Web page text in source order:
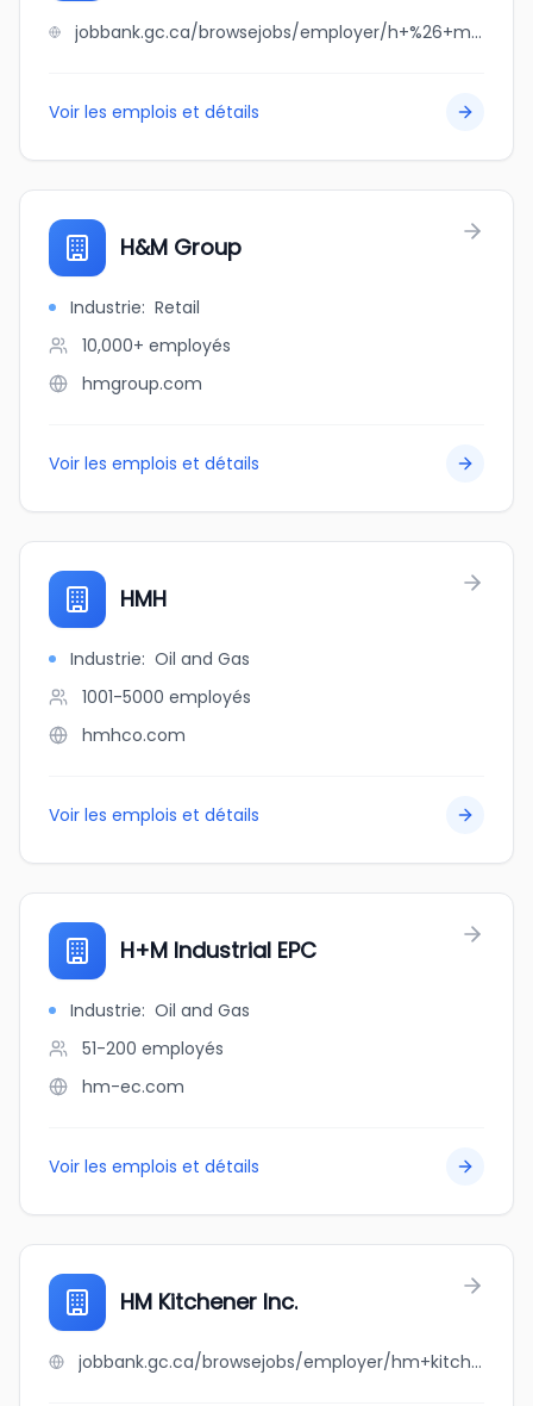
jobbank.gc.ca/browsejobs/employer/h+%26+m+global+consulting+inc./ca
Voir les emplois et détails
H&M Group
Industrie: Retail
10,000+ employés
hmgroup.com
Voir les emplois et détails
HMH
Industrie: Oil and Gas
1001-5000 employés
hmhco.com
Voir les emplois et détails
H+M Industrial EPC
Industrie: Oil and Gas
51-200 employés
hm-ec.com
Voir les emplois et détails
HM Kitchener Inc.
jobbank.gc.ca/browsejobs/employer/hm+kitchener+inc./ca